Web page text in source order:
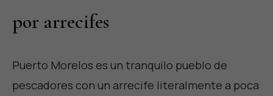
por arrecifes
Puerto Morelos es un tranquilo pueblo de
pescadores con un arrecife literalmente a poca